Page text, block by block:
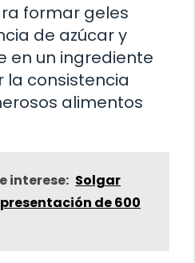
formar geles
de azúcar y
en un ingrediente
consistencia
alimentos
interese: Solgar
de 600